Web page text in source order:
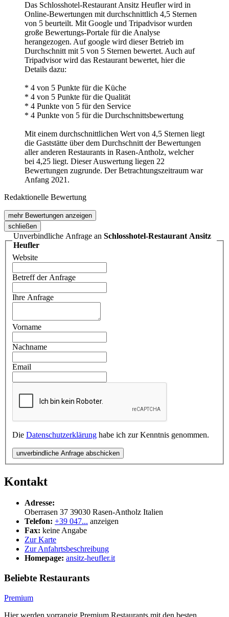
Das Schlosshotel-Restaurant Ansitz Heufler wird in
Online-Bewertungen mit durchschnittlich 4,5 Sternen
von 5 beurteilt. Mit Google und Tripadvisor wurden
große Bewertungs-Portale für die Analyse
herangezogen. Auf google wird dieser Betrieb im
Durchschnitt mit 5 von 5 Sternen bewertet. Auch auf
Tripadvisor wird das Restaurant bewertet, hier die
Details dazu:
* 4 von 5 Punkte für die Küche
* 4 von 5 Punkte für die Qualität
* 4 Punkte von 5 für den Service
* 4 Punkte von 5 für die Durchschnittsbewertung
Mit einem durchschnittlichen Wert von 4,5 Sternen liegt
die Gaststätte über dem Durchschnitt der Bewertungen
aller anderen Restaurants in Rasen-Antholz, welcher
bei 4,25 liegt. Dieser Auswertung liegen 22
Bewertungen zugrunde. Der Betrachtungszeitraum war
Anfang 2021.
Redaktionelle Bewertung
mehr Bewertungen anzeigen
schließen
Unverbindliche Anfrage an Schlosshotel-Restaurant Ansitz
Heufler
Website
Betreff der Anfrage
Ihre Anfrage
Vorname
Nachname
Email
Die Datenschutzerklärung habe ich zur Kenntnis genommen.
unverbindliche Anfrage abschicken
Kontakt
Adresse:
Oberrasen 37 39030 Rasen-Antholz Italien
Telefon: +39 047... anzeigen
Fax: keine Angabe
Zur Karte
Zur Anfahrtsbeschreibung
Homepage: ansitz-heufler.it
Beliebte Restaurants
Premium
Hier werden vorrangig Premium Restaurants mit den besten